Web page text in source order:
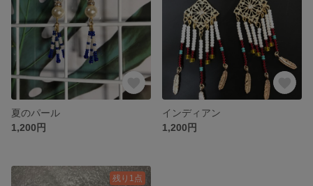
夏のパール
1,200円
インディアン
1,200円
残り1点